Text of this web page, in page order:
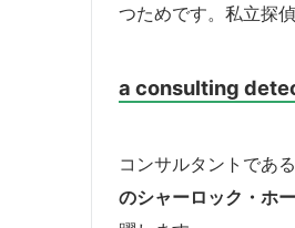
つためです。私立探
a consulting
コンサルタントであ
のシャーロック・ホ